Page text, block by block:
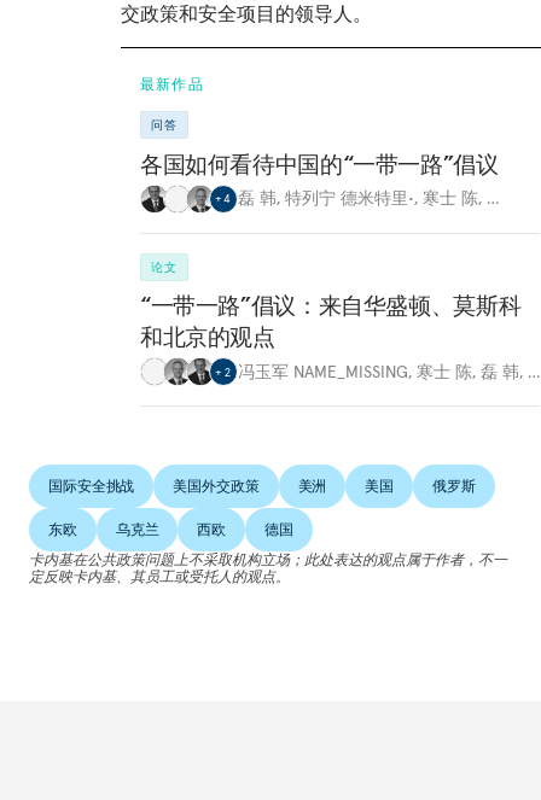
交政策和安全项目的领导人。
最新作品
问答
各国如何看待中国的“一带一路”倡议
+4 磊 韩, 特列宁 德米特里•, 寒士 陈, …
论文
“一带一路”倡议：来自华盛顿、莫斯科
和北京的观点
+ 2 冯玉军 NAME_MISSING, 寒士 陈, 磊 韩, …
国际安全挑战 美国外交政策 美洲 美国 俄罗斯
东欧 乌克兰 西欧
德国
卡内基在公共政策问题上不采取机构立场；此处表达的观点属于作者，不一
定反映卡内基、其员工或受托人的观点。